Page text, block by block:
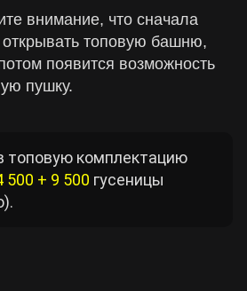
внимание, что сначала
открывать топовую башню,
появится возможность
пушку.
топовую комплектацию
500 + 9 500 гусеницы